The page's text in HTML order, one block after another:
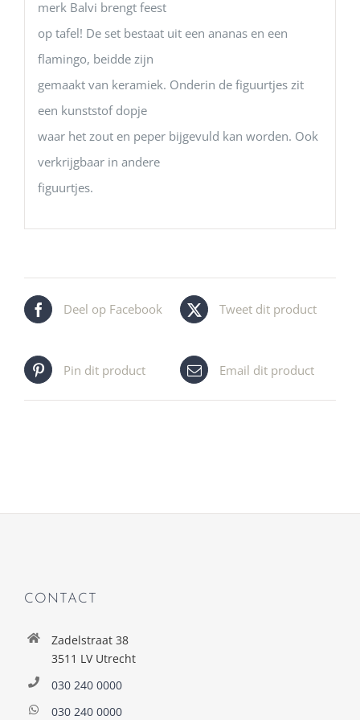
merk Balvi brengt feest
op tafel! De set bestaat uit een ananas en een
flamingo, beidde zijn
gemaakt van keramiek. Onderin de figuurtjes zit
een kunststof dopje
waar het zout en peper bijgevuld kan worden. Ook
verkrijgbaar in andere
figuurtjes.
Deel op Facebook Tweet dit product
Pin dit product Email dit product
CONTACT
Zadelstraat 38
3511 LV Utrecht
030 240 0000
030 240 0000